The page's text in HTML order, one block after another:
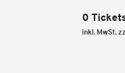
0
inkl. MwSt.